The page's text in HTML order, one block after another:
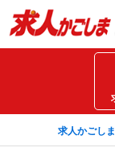
求人かごし